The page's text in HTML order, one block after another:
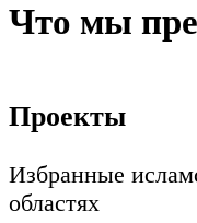
Что мы
Проекты
Избранные
областях